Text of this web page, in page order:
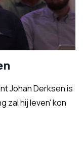
Johan Derksen is
zal hij leven' kon